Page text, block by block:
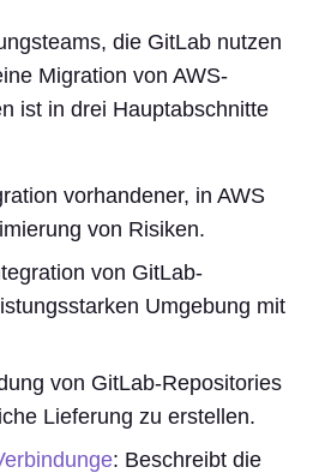
die GitLab nutzen
Migration von AWS-
ist in drei Hauptabschnitte
vorhandener, in AWS
von Risiken.
von GitLab-
Umgebung mit
von GitLab-Repositories
Lieferung zu erstellen.
: Beschreibt die